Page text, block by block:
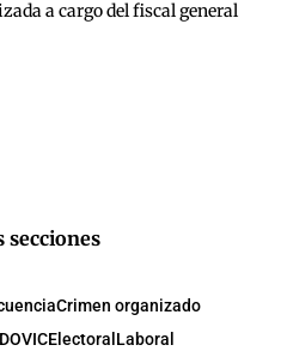
a cargo del fiscal general
secciones
Crimen organizado
Electoral Laboral